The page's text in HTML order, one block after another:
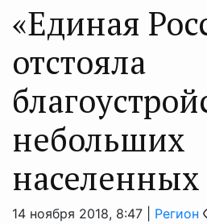
«Единая
отстояла
небольших
14 ноября 2018, 8:47 | Регион